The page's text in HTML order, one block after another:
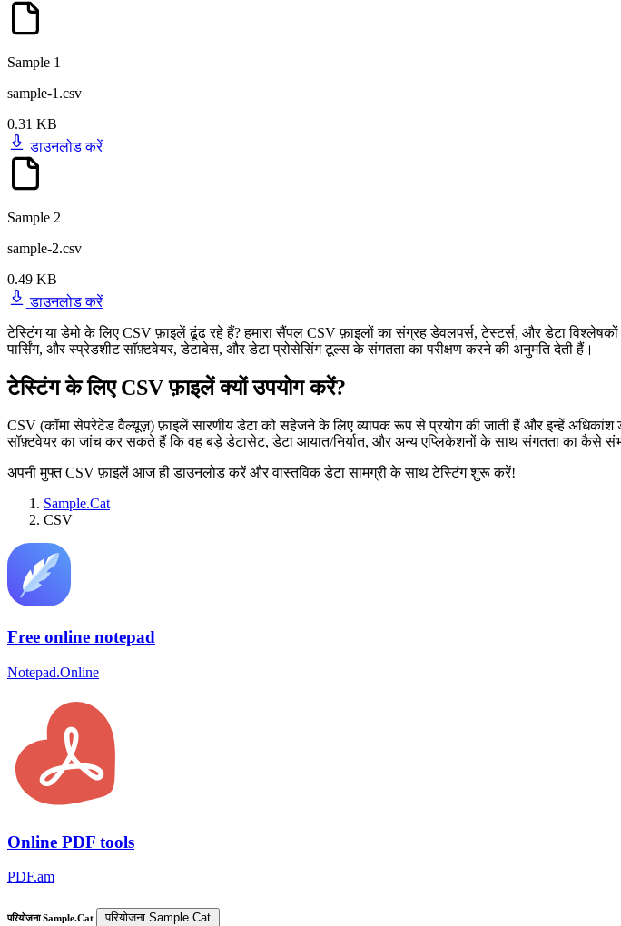
Sample 1
sample-1.csv
0.31 KB
डाउनलोड करें
Sample 2
sample-2.csv
0.49 KB
डाउनलोड करें
टेस्टिंग या डेमो के लिए CSV फ़ाइलें ढूंढ रहे हैं? हमारा सैंपल CSV फ़ाइलों का संग्रह डेवलपर्स, टेस्टर्स, और डेटा
पार्सिंग, और स्प्रेडशीट सॉफ़्टवेयर, डेटाबेस, और डेटा प्रोसेसिंग टूल्स के संगतता का परीक्षण करने की अनुमति देती हैं।
टेस्टिंग के लिए CSV फ़ाइलें क्यों उपयोग करें?
CSV (कॉमा सेपरेटेड वैल्यूज़) फ़ाइलें सारणीय डेटा को सहेजने के लिए व्यापक रूप से प्रयोग की जाती हैं और इन्हें अधिकांश
सॉफ़्टवेयर का जांच कर सकते हैं कि वह बड़े डेटासेट, डेटा आयात/निर्यात, और अन्य एप्लिकेशनों के साथ संगतता का कैसे
अपनी मुफ्त CSV फ़ाइलें आज ही डाउनलोड करें और वास्तविक डेटा सामग्री के साथ टेस्टिंग शुरू करें!
Sample.Cat
CSV
Free online notepad
Notepad.Online
Online PDF tools
PDF.am
परियोजना Sample.Cat परियोजना Sample.Cat